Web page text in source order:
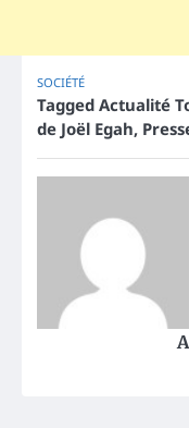
SOCIÉTÉ
Tagged Actualité
de Joël Egah,